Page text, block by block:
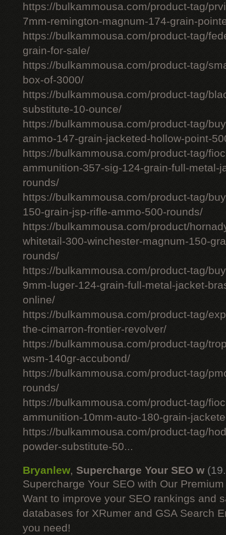
https://bulkammousa.com/product-tag/
7mm-remington-magnum-174-grain-
https://bulkammousa.com/product-tag/
grain-for-sale/
https://bulkammousa.com/product-tag/
box-of-3000/
https://bulkammousa.com/product-tag/
substitute-10-ounce/
https://bulkammousa.com/product-tag/
ammo-147-grain-jacketed-hollow-point-
https://bulkammousa.com/product-tag/
ammunition-357-sig-124-grain-full-metal-
rounds/
https://bulkammousa.com/product-tag/
150-grain-jsp-rifle-ammo-500-rounds/
https://bulkammousa.com/product/
whitetail-300-winchester-magnum-150-
rounds/
https://bulkammousa.com/product-tag/
9mm-luger-124-grain-full-metal-jacket-
online/
https://bulkammousa.com/product-tag/
the-cimarron-frontier-revolver/
https://bulkammousa.com/product-tag/
wsm-140gr-accubond/
https://bulkammousa.com/product-tag/
rounds/
https://bulkammousa.com/product-tag/
ammunition-10mm-auto-180-grain-
https://bulkammousa.com/product-tag/
powder-substitute-50...
Bryanlew, Supercharge Your SEO w
Supercharge Your SEO with Our
Want to improve your SEO rankings and
databases for XRumer and GSA Search
you need!